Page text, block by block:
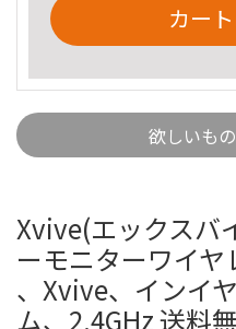
カー
欲しいも
Xvive(エックスバ
ーモニターワイヤ
、Xvive、インイ
ム、2.4GHz 送料